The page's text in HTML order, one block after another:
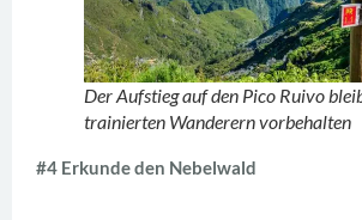
Der Aufstieg auf den Pico Ruivo
trainierten Wanderern vorbehalten
#4 Erkunde den Nebelwald